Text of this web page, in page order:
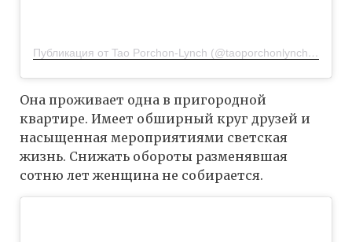
Публикация от Tao Porchon-Lynch (@taoporchonlynch100)
Она проживает одна в пригородной
квартире. Имеет обширный круг друзей и
насыщенная мероприятиями светская
жизнь. Снижать обороты разменявшая
сотню лет женщина не собирается.